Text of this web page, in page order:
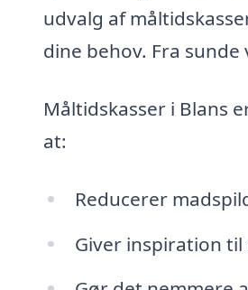
udvalg af
dine behov. Fra
Måltidskasser i Blans
at:
Reducerer
Giver inspiration